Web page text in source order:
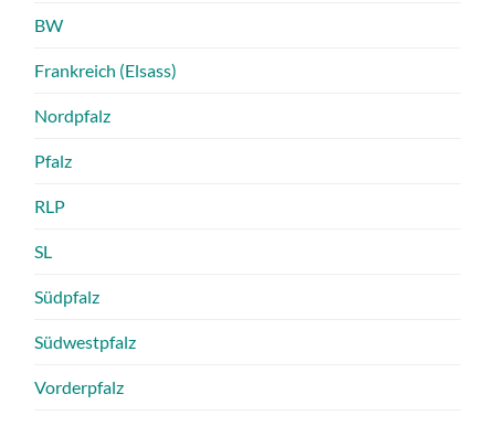
BW
Frankreich (Elsass)
Nordpfalz
Pfalz
RLP
SL
Südpfalz
Südwestpfalz
Vorderpfalz